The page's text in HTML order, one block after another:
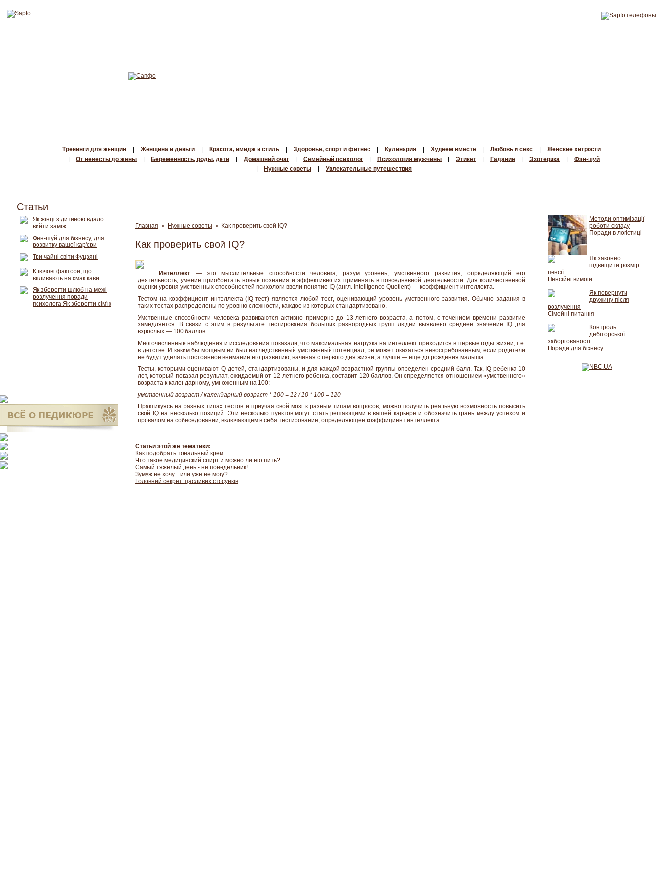
Тренинги для женщин Женщина и деньги Красота, имидж и стиль Здоровье, спорт и фитнес Кулинария Худеем вместе Любовь и секс
Женские хитрости
От невесты до жены Беременность, роды, дети Домашний очаг Семейный психолог Психология мужчины Этикет Гадание Эзотерика
Фэн-шуй
Нужные советы Увлекательные путешествия
Главная » Нужные советы » Как проверить свой IQ?
Как проверить свой IQ?
Интеллект — это мыслительные способности человека, разум уровень, умственного развития, определяющий его
деятельность, умение приобретать новые познания и эффективно их применять в повседневной деятельности. Для количественной
оценки уровня умственных способностей психологи ввели понятие IQ (англ. Intelligence Quotient) — коэффициент интеллекта.
Тестом на коэффициент интеллекта (IQ-тест) является любой тест, оценивающий уровень умственного развития. Обычно задания в
таких тестах распределены по уровню сложности, каждое из которых стандартизовано.
Умственные способности человека развиваются активно примерно до 13-летнего возраста, а потом, с течением времени развитие
замедляется. В связи с этим в результате тестирования больших разнородных групп людей выявлено среднее значение IQ для
взрослых — 100 баллов.
Многочисленные наблюдения и исследования показали, что максимальная нагрузка на интеллект приходится в первые годы жизни, т.е.
в детстве. И каким бы мощным ни был наследственный умственный потенциал, он может оказаться невостребованным, если родители
не будут уделять постоянное внимание его развитию, начиная с первого дня жизни, а лучше — еще до рождения малыша.
Тесты, которыми оценивают IQ детей, стандартизованы, и для каждой возрастной группы определен средний балл. Так, IQ ребенка 10
лет, который показал результат, ожидаемый от 12-летнего ребенка, составит 120 баллов. Он определяется отношением «умственного»
возраста к календарному, умноженным на 100:
умственный возраст / календарный возраст * 100 = 12 / 10 * 100 = 120
Практикуясь на разных типах тестов и приучая свой мозг к разным типам вопросов, можно получить реальную возможность повысить
свой IQ на несколько позиций. Эти несколько пунктов могут стать решающими в вашей карьере и обозначить грань между успехом и
провалом на собеседовании, включающем в себя тестирование, определяющее коэффициент интеллекта.
Статьи этой же тематики:
Как подобрать тональный крем
Что такое медицинский спирт и можно ли его пить?
Самый тяжелый день - не понедельник!
Зумуж не хочу... или уже не могу?
Головний секрет щасливих стосунків
Статьи
Як жінці з дитиною вдало
вийти заміж
Фен-шуй для бізнесу, для
розвитку вашої кар'єри
Три чайні світи Фуцзяні
Ключові фактори, що
впливають на смак кави
Як зберегти шлюб на межі
розлучення поради
психолога Як зберегти сім'ю
Методи оптимізації
роботи складу
Поради в логістиці
Як законно
підвищити розмір
пенсії
Пенсійні вимоги
Як повернути
дружину після
розлучення
Сімейні питання
Контроль
дебіторської
заборгованості
Поради для бізнесу